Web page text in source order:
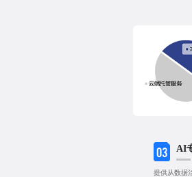
03 AI
提供从数据